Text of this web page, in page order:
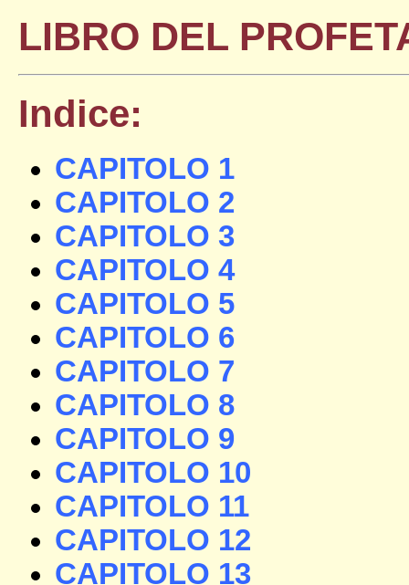
LIBRO DEL
Indice:
CAPITOLO 1
CAPITOLO 2
CAPITOLO 3
CAPITOLO 4
CAPITOLO 5
CAPITOLO 6
CAPITOLO 7
CAPITOLO 8
CAPITOLO 9
CAPITOLO 10
CAPITOLO 11
CAPITOLO 12
CAPITOLO 13